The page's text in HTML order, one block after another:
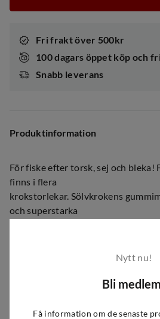
Fri frakt över 500kr
100 dagars öppet köp och
Snabb leverans
Produktinformation
För fiske efter torsk, sej och bleka!
finns i flera
krokstorlekar. Sölvkrokens
och superstarka
Nytt nu!
Bli
Få information om de senaste